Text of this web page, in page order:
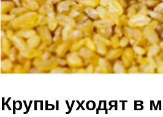
Крупы уходят в